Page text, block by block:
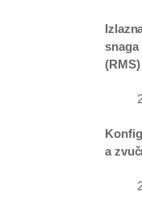
snaga
(RMS)
a